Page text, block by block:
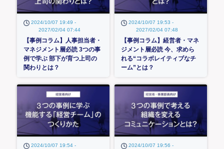
2024/10/07 19:49 -
2027/02/04 07:44
【事例コラム】人事担当者・
マネジメント層必読 3つの事
例で学ぶ 部下が育つ上司の
関わりとは？
2024/10/07 19:53 -
2027/02/04 07:48
【事例コラム】経営者・マネ
ジメント層必読 今、求めら
れる“コラボレイティブなチ
ーム”とは？
2024/10/07 19:54 -
2024/10/07 19:56 -